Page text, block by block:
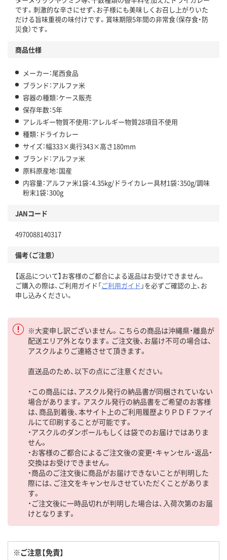
です。刺激的な辛さにせず、お子様にも美味しくお召し上がりいた
だける旨味重視の味付けです。賞味期限5年間の非常食（保存食・防
災食）です。
商品仕様
メーカー：尾西食品
ブランド：アルファ米
容器の種類：ケース販売
保存年数：5年
アレルギー物質不使用：アレルギー物質28項目不使用
種類：ドライカレー
サイズ：幅333×奥行343×高さ180mm
ブランド：アルファ米
原料原産地：国産
内容量：アルファ米1袋：4.35kg/ドライカレー具材1袋：350g/調味
粉末1袋：300g
JANコード
4970088140317
備考（ご注意）
【返品について】お客様のご都合による返品はお受けできません。
ご購入の際は、ご利用ガイド「ご利用ガイド 」を必ずご確認の上、お
申し込みください。
※大変申し訳ございません。こちらの商品は沖縄県・離島が
配送エリア外となります。ご注文後、お届け不可の場合は、
アスクルよりご連絡させて頂きます。
直送品のため、以下の点にご注意ください。
・この商品には、アスクル発行の納品書が同梱されていない
場合があります。アスクル発行の納品書をご希望のお客様
は、商品到着後、本サイト上のご利用履歴よりＰＤＦファイ
ルにて印刷することが可能です。
・アスクルのダンボールもしくは袋でのお届けではありま
せん。
・お客様のご都合によるご注文後の変更・キャンセル・返品・
交換はお受けできません。
・商品のご注文後に商品がお届けできないことが判明した
際には、ご注文をキャンセルさせていただくことがありま
す。
・ご注文後に一時品切れが判明した場合は、入荷次第のお届
けとなります。
※ご注意【免責】